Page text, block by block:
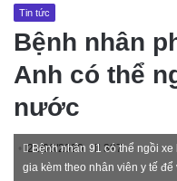
Tin tức
Bệnh nhân
Anh có thể
nước
21/06/2020 397
Bệnh nhân 91 có thể ngồi
gia kèm theo nhân viên y tế để